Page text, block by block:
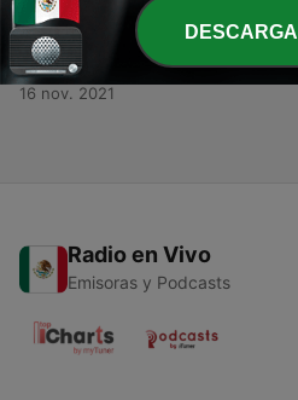
16 nov. 2021
1 - Tráiler
16 nov. 2021
Radio en Vivo
Emisoras y Podcasts